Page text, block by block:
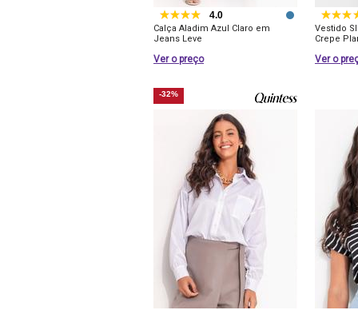
4.0
Calça Aladim Azul Claro em
Jeans Leve
Ver o preço
Vestido
Crepe
Ver o
-32%